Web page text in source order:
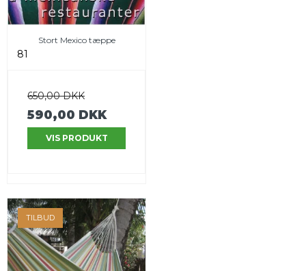
Stort Mexico tæppe
81
650,00 DKK
590,00 DKK
VIS PRODUKT
TILBUD